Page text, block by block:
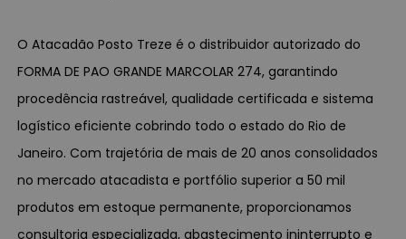
O Atacadão Posto Treze é o distribuidor autorizado do
FORMA DE PAO GRANDE MARCOLAR 274, garantindo
procedência rastreável, qualidade certificada e sistema
logístico eficiente cobrindo todo o estado do Rio de
Janeiro. Com trajetória de mais de 20 anos consolidados
no mercado atacadista e portfólio superior a 50 mil
produtos em estoque permanente, proporcionamos
consultoria especializada, abastecimento ininterrupto e